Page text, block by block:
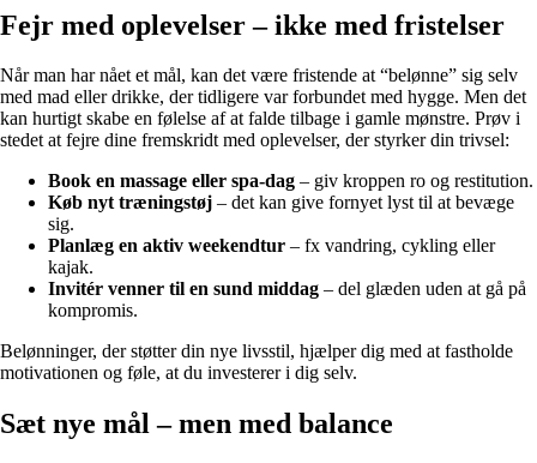
Fejr med oplevelser – ikke med fristelser
Når man har nået et mål, kan det være fristende at “belønne” sig selv
med mad eller drikke, der tidligere var forbundet med hygge. Men det
kan hurtigt skabe en følelse af at falde tilbage i gamle mønstre. Prøv i
stedet at fejre dine fremskridt med oplevelser, der styrker din trivsel:
Book en massage eller spa-dag – giv kroppen ro og restitution.
Køb nyt træningstøj – det kan give fornyet lyst til at bevæge
sig.
Planlæg en aktiv weekendtur – fx vandring, cykling eller
kajak.
Invitér venner til en sund middag – del glæden uden at gå på
kompromis.
Belønninger, der støtter din nye livsstil, hjælper dig med at fastholde
motivationen og føle, at du investerer i dig selv.
Sæt nye mål – men med balance